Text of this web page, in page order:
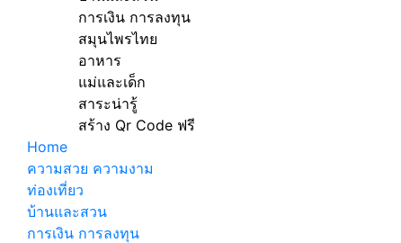
การเงิน การลงทุน
สมุนไพรไทย
อาหาร
แม่และเด็ก
สาระน่ารู้
สร้าง Qr Code ฟรี
Home
ความสวย ความงาม
ท่องเที่ยว
บ้านและสวน
การเงิน การลงทุน